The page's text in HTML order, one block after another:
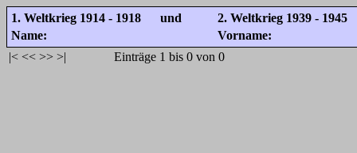
1. Weltkrieg 1914 - 1918 und
2. Weltkrieg 1939 - 1945
Name:
Vorname:
|< << >> >| Einträge 1 bis 0 von 0